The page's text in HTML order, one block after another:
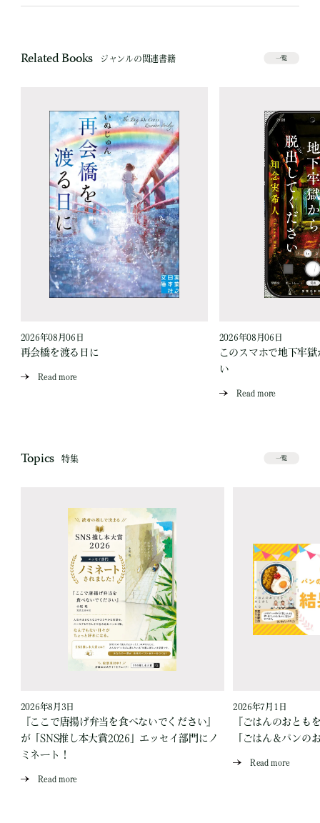
Related Books ジャンルの関連書籍 一覧
2026年08月06日
再会橋を渡る日に
Read more
2026年08月06日
このスマホで地下牢
い
Read more
Topics 特集 一覧
2026年8月3日
『ここで唐揚げ弁当を食べないでください』
が「SNS推し本大賞2026」エッセイ部門にノ
ミネート！
Read more
2026年7月1日
『ごはんのおとも
「ごはん＆パンの
Read more